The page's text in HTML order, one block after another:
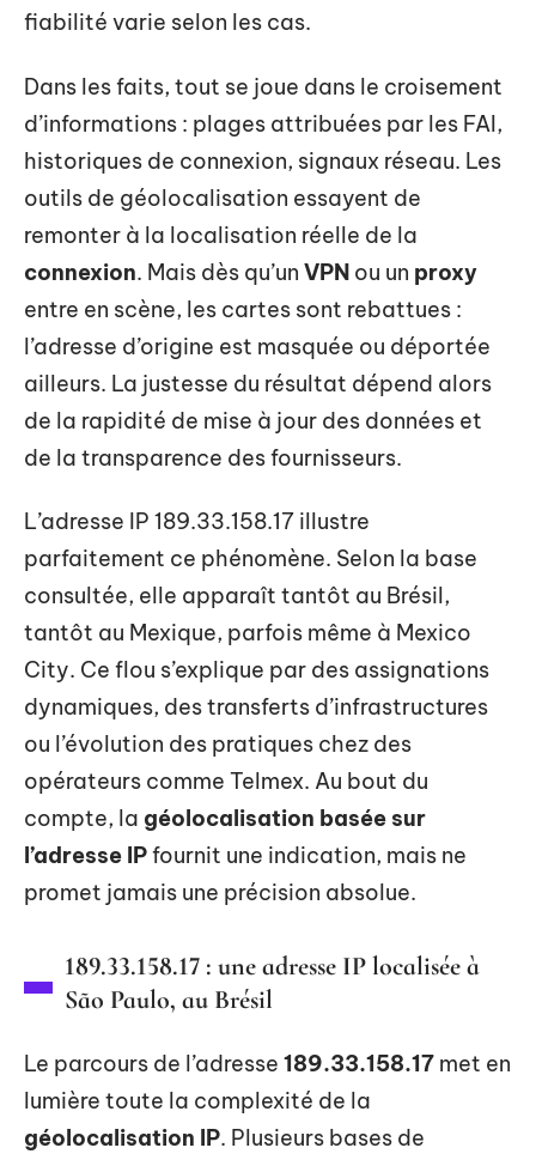
fiabilité varie selon les cas.
Dans les faits, tout se joue dans le croisement
d’informations : plages attribuées par les FAI,
historiques de connexion, signaux réseau. Les
outils de géolocalisation essayent de
remonter à la localisation réelle de la
connexion. Mais dès qu’un VPN ou un proxy
entre en scène, les cartes sont rebattues :
l’adresse d’origine est masquée ou déportée
ailleurs. La justesse du résultat dépend alors
de la rapidité de mise à jour des données et
de la transparence des fournisseurs.
L’adresse IP 189.33.158.17 illustre
parfaitement ce phénomène. Selon la base
consultée, elle apparaît tantôt au Brésil,
tantôt au Mexique, parfois même à Mexico
City. Ce flou s’explique par des assignations
dynamiques, des transferts d’infrastructures
ou l’évolution des pratiques chez des
opérateurs comme Telmex. Au bout du
compte, la géolocalisation basée sur
l’adresse IPfournit une indication, mais ne
promet jamais une précision absolue.
189.33.158.17 : une adresse IP localisée à
São Paulo, au Brésil
Le parcours de l’adresse 189.33.158.17 met en
lumière toute la complexité de la
géolocalisation IP. Plusieurs bases de